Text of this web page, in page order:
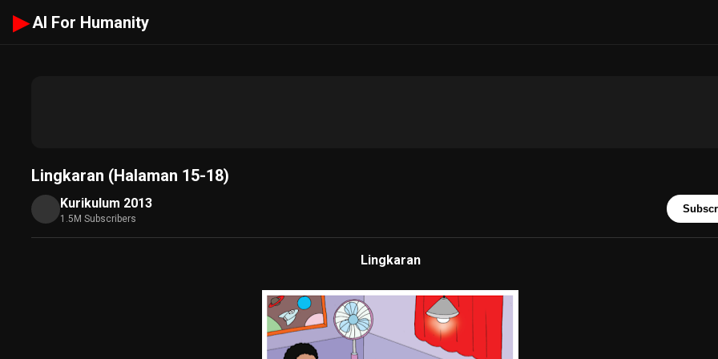
▶ AI For Humanity
Lingkaran (Halaman 15-18)
Kurikulum 2013
1.5M Subscribers
Lingkaran